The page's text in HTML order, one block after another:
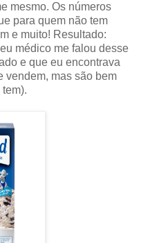
mesmo. Os números
para quem não tem
e muito! Resultado:
médico me falou desse
e que eu encontrava
vendem, mas são bem